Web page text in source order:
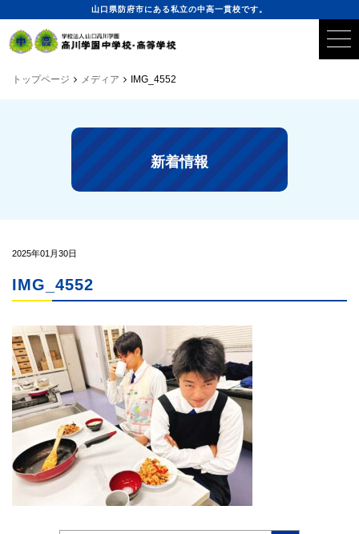
山口県防府市にある私立の中高一貫校です。
トップページ メディア IMG_4552
新着情報
2025年01月30日
IMG_4552